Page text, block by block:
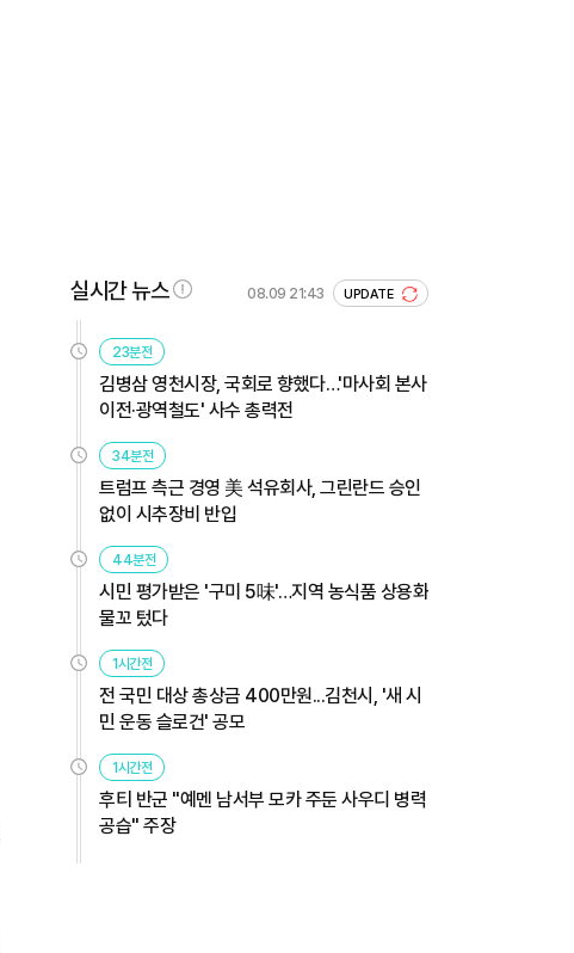
실시간 뉴스 08.09 21:43 UPDATE
23분전
김병삼 영천시장, 국회로 향했다…'마사회 본사
이전·광역철도' 사수 총력전
34분전
트럼프 측근 경영 美 석유회사, 그린란드 승인
없이 시추장비 반입
44분전
시민 평가받은 '구미 5味'…지역 농식품 상용화
물꼬 텄다
1시간전
전 국민 대상 총상금 400만원...김천시, '새 시
민 운동 슬로건' 공모
1시간전
후티 반군 "예멘 남서부 모카 주둔 사우디 병력
공습" 주장